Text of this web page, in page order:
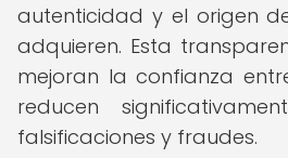
autenticidad y el origen
adquieren. Esta
mejoran la confianza
reducen
falsificaciones y fraudes.